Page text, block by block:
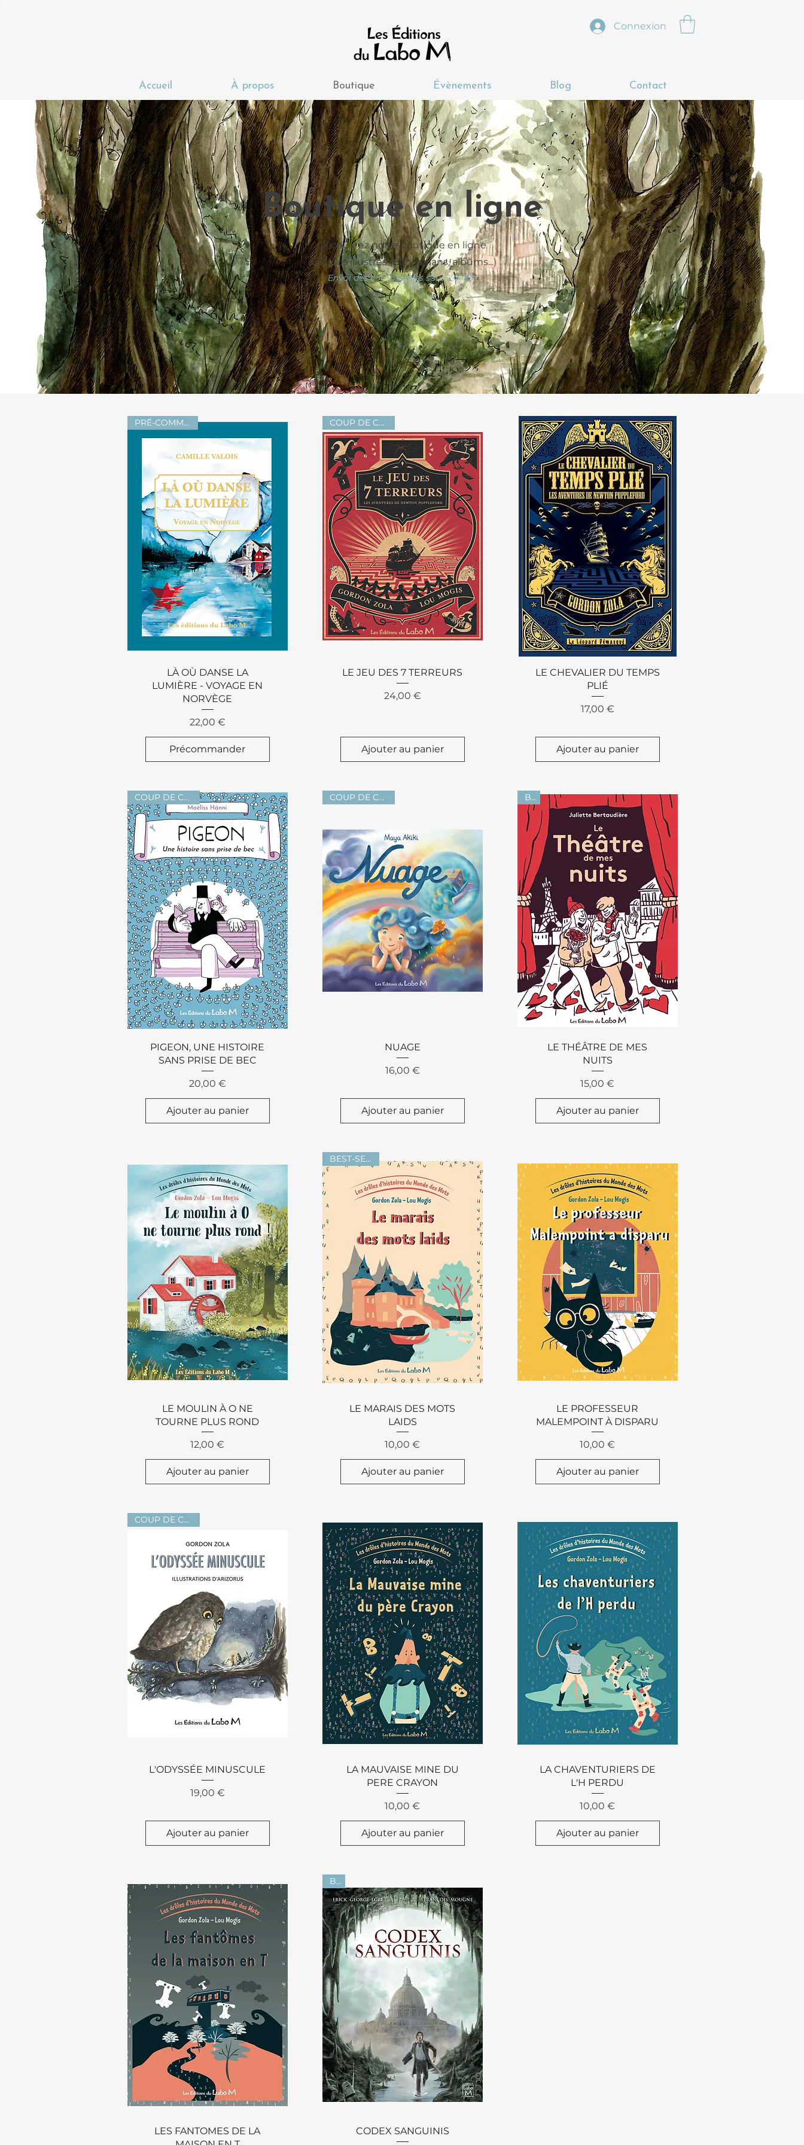
Connexion
Accueil À propos Boutique Évènements Blog Contact
Boutique en ligne
Découvrez notre boutique en ligne
de livres illustrés (BD, romans, albums...)
Envoi des commandes sous 24-48h
Aperçu rapide
PRÉ-COMMANDE
LÀ OÙ DANSE LA
LUMIÈRE - VOYAGE EN
NORVÈGE
Prix
22,00 €
Précommander
Aperçu rapide
COUP DE CŒUR !
LE JEU DES 7 TERREURS
Prix
24,00 €
Ajouter au panier
Aperçu rapide
LE CHEVALIER DU TEMPS
PLIÉ
Prix
17,00 €
Ajouter au panier
Aperçu rapide
COUP DE CŒUR !
PIGEON, UNE HISTOIRE
SANS PRISE DE BEC
Prix
20,00 €
Ajouter au panier
Aperçu rapide
COUP DE CŒUR !
NUAGE
Prix
16,00 €
Ajouter au panier
Aperçu rapide
BD
LE THÉÂTRE DE MES
NUITS
Prix
15,00 €
Ajouter au panier
Aperçu rapide
LE MOULIN À O NE
TOURNE PLUS ROND
Prix
12,00 €
Ajouter au panier
Aperçu rapide
BEST-SELLER
LE MARAIS DES MOTS
LAIDS
Prix
10,00 €
Ajouter au panier
Aperçu rapide
LE PROFESSEUR
MALEMPOINT À DISPARU
Prix
10,00 €
Ajouter au panier
Aperçu rapide
COUP DE CŒUR !
L'ODYSSÉE MINUSCULE
Prix
19,00 €
Ajouter au panier
Aperçu rapide
LA MAUVAISE MINE DU
PERE CRAYON
Prix
10,00 €
Ajouter au panier
Aperçu rapide
LA CHAVENTURIERS DE
L'H PERDU
Prix
10,00 €
Ajouter au panier
Aperçu rapide
LES FANTOMES DE LA
Aperçu rapide
BD
CODEX SANGUINIS